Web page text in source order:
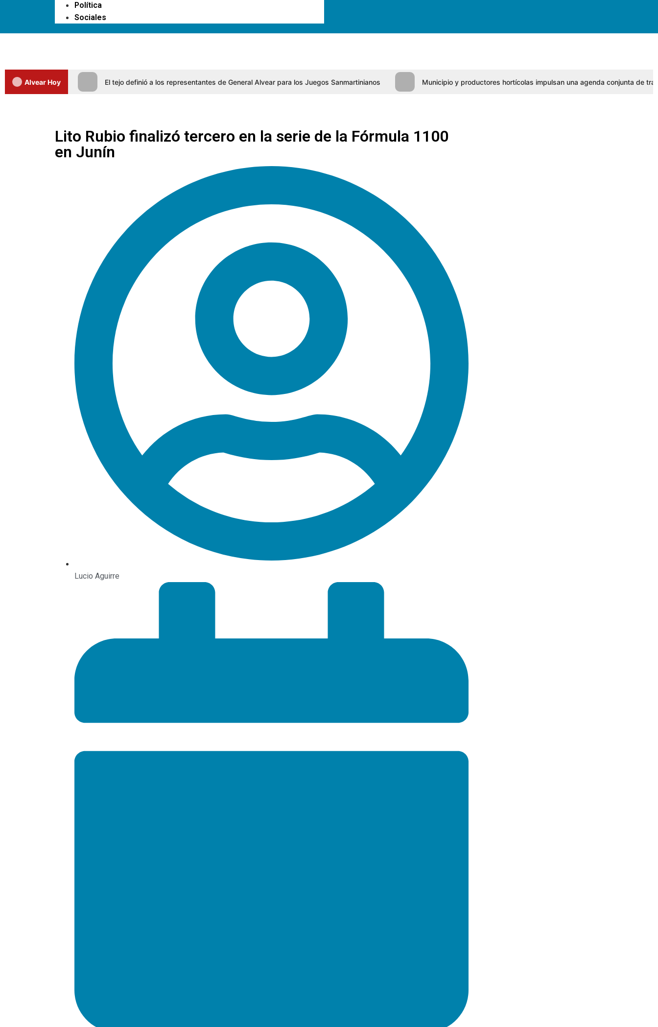
Política
Sociales
Alvear Hoy El tejo definió a los representantes de General Alvear para los Juegos Sanmartinianos Municipio y productores hortícolas impulsan una agenda conjunta de
Lito Rubio finalizó tercero en la serie de la Fórmula 1100
en Junín
Lucio Aguirre